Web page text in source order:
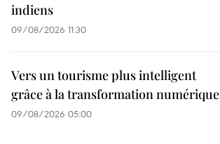
indiens
09/08/2026 11:30
Vers un tourisme plus intelligent
grâce à la transformation numérique
09/08/2026 05:00